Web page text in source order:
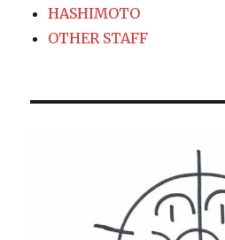
HASHIMOTO
OTHER STAFF